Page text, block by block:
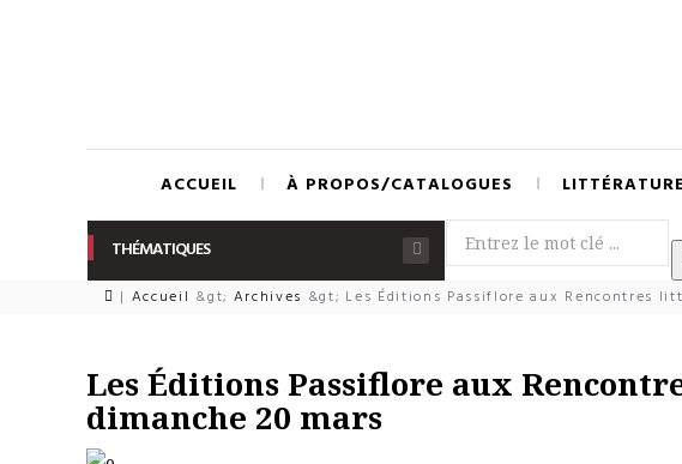
ACCUEIL À PROPOS/CATALOGUES LITTÉRATURE
THÉMATIQUES
| Accueil &gt; Archives &gt; Les Éditions Passiflore aux Rencontres
Les Éditions Passiflore aux
dimanche 20 mars